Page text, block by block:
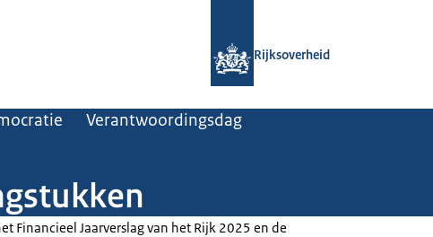
Rijksoverheid
Verantwoordingsdag
Financieel Jaarverslag van het Rijk 2025 en de